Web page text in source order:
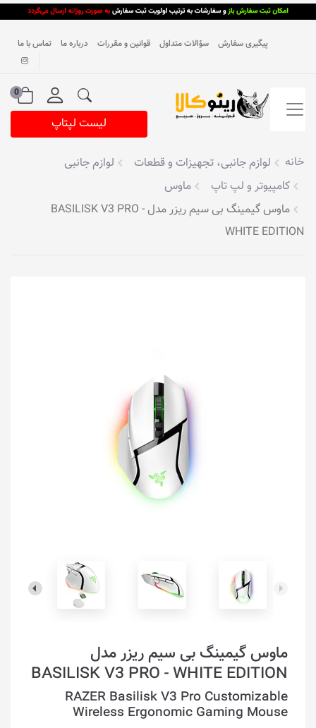
پیگیری سفارش سؤالات متداول قوانین و مقررات درباره ما تماس با ما
0
لیست لپتاپ
خانه لوازم جانبی، تجهیزات و قطعات
لوازم جانبی
کامپیوتر و لپ تاپ
ماوس
ماوس گیمینگ بی سیم ریزر مدل BASILISK V3 PRO -
WHITE EDITION
ماوس گیمینگ بی سیم ریزر مدل
BASILISK V3 PRO - WHITE EDITION
RAZER Basilisk V3 Pro Customizable
Wireless Ergonomic Gaming Mouse